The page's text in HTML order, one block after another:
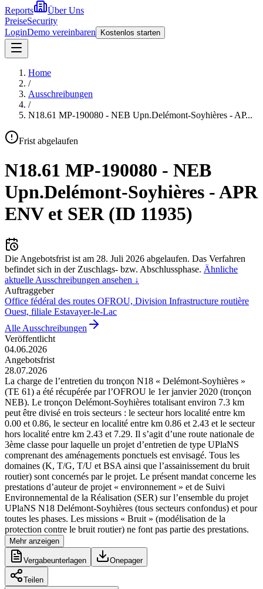
Reports
Über Uns
PreiseSecurity
LoginDemo vereinbaren Kostenlos starten
Home
/
Ausschreibungen
/
N18.61 MP-190080 - NEB Upn.Delémont-Soyhières - AP...
Frist abgelaufen
N18.61 MP-190080 - NEB
Upn.Delémont-Soyhières - APR
ENV et SER (ID 11935)
Die Angebotsfrist ist am 28. Juli 2026 abgelaufen. Das Verfahren
befindet sich in der Zuschlags- bzw. Abschlussphase. Ähnliche
aktuelle Ausschreibungen ansehen ↓
Auftraggeber
Office fédéral des routes OFROU, Division Infrastructure routière
Ouest, filiale Estavayer-le-Lac
Alle Ausschreibungen
Veröffentlicht
04.06.2026
Angebotsfrist
28.07.2026
La charge de lʼentretien du tronçon N18 « Delémont-Soyhières »
(TE 61) a été récupérée par lʼOFROU le 1er janvier 2020 (tronçon
NEB). Le tronçon Delémont-Soyhières totalisant environ 7.3 km
peut être divisé en trois secteurs : le secteur hors localité entre km
0.00 et 0.86, le secteur en localité entre km 0.86 et 2.43 et le secteur
hors localité entre km 2.43 et 7.29. Il sʼagit dʼune route nationale de
3ème classe pour laquelle un projet dʼentretien de type UPlaNS
comprenant des aménagements ponctuels est envisagé. Tous les
domaines (K, T/G, T/U et BSA ainsi que l’assainissement du bruit
routier) sont concernés par le projet. Le présent mandat concerne les
prestations d’auteur de projet « environnement » et de Suivi
Environnemental de la Réalisation (SER) sur l’ensemble du projet
UPlaNS N18 Delémont-Soyhières (tous secteurs confondus) et pour
toutes les phases. Les missions « Bruit » (modélisation de la
protection contre le bruit routier) ne font pas partie des prestations.
Mehr anzeigen
Vergabeunterlagen Onepager
Teilen